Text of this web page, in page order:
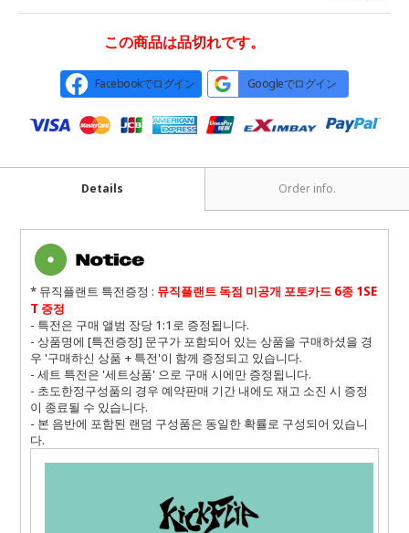
この商品は品切れです。
Facebookでログイン Googleでログイン
Details Order info.
* 뮤직플랜트 특전증정 : 뮤직플랜트 독점 미공개 포토카드 6종 1SE
T 증정
- 특전은 구매 앨범 장당 1:1로 증정됩니다.
- 상품명에 [특전증정] 문구가 포함되어 있는 상품을 구매하셨을 경
우 '구매하신 상품 + 특전'이 함께 증정되고 있습니다.
- 세트 특전은 '세트상품' 으로 구매 시에만 증정됩니다.
- 초도한정구성품의 경우 예약판매 기간 내에도 재고 소진 시 증정
이 종료될 수 있습니다.
- 본 음반에 포함된 랜덤 구성품은 동일한 확률로 구성되어 있습니
다.